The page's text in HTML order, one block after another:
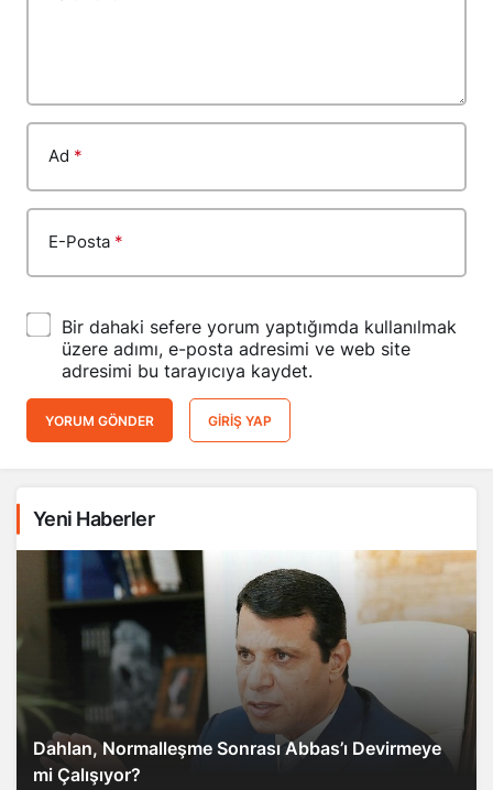
Ad *
E-Posta *
Bir dahaki sefere yorum yaptığımda kullanılmak
üzere adımı, e-posta adresimi ve web site
adresimi bu tarayıcıya kaydet.
YORUM GÖNDER GIRIŞ YAP
Yeni Haberler
Dahlan, Normalleşme Sonrası Abbas’ı Devirmeye
mi Çalışıyor?